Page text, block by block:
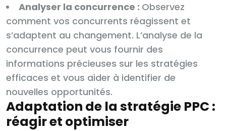
Analyser la concurrence : Observez
comment vos concurrents réagissent et
s’adaptent au changement. L’analyse de la
concurrence peut vous fournir des
informations précieuses sur les stratégies
efficaces et vous aider à identifier de
nouvelles opportunités.
Adaptation de la stratégie PPC :
réagir et optimiser